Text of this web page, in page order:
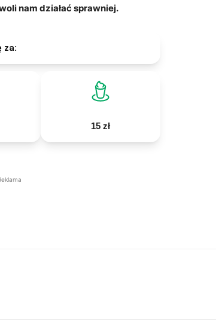
nam działać sprawniej.
za:
15 zł